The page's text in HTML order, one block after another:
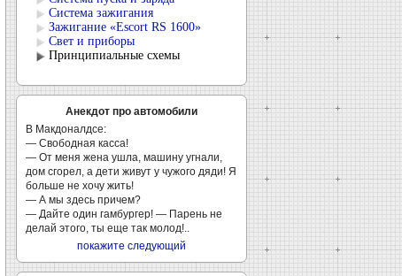
Система зажигания
Зажигание «Escort RS 1600»
Свет и приборы
Принципиальные схемы
Анекдот про автомобили
В Макдоналдсе:
— Свободная касса!
— От меня жена ушла, машину угнали,
дом сгорел, а дети живут у чужого дяди! Я
больше не хочу жить!
— А мы здесь причем?
— Дайте один гамбургер! — Парень не
делай этого, ты еще так молод!..
покажите следующий